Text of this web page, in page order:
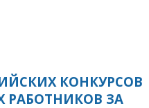
КОНКУРСОВ
РАБОТНИКОВ ЗА